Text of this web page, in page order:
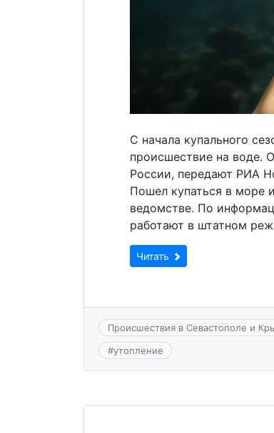
С начала купального
происшествие на воде.
России, передают РИА
Пошел купаться в море
ведомстве. По
работают в штатном
Читать
Происшествия в Севастополе и
#утопление